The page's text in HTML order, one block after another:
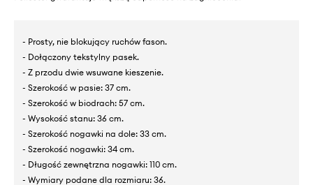
- Prosty, nie blokujący ruchów fason.
- Dołączony tekstylny pasek.
- Z przodu dwie wsuwane kieszenie.
- Szerokość w pasie: 37 cm.
- Szerokość w biodrach: 57 cm.
- Wysokość stanu: 36 cm.
- Szerokość nogawki na dole: 33 cm.
- Szerokość nogawki: 34 cm.
- Długość zewnętrzna nogawki: 110 cm.
- Wymiary podane dla rozmiaru: 36.